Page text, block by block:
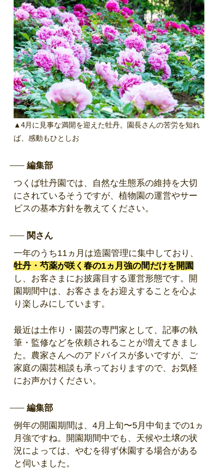
▲4月に見事な満開を迎えた牡丹。園長さんの苦労を知れ
ば、感動もひとしお
編集部
つくば牡丹園では、自然な生態系の維持を大切
にされているそうですが、植物園の運営やサー
ビスの基本方針を教えてください。
関さん
一年のうち11ヵ月は造園管理に集中しており、
牡丹・芍薬が咲く春の1ヵ月強の間だけを開園
し、お客さまにお披露目する運営形態です。開
園期間中は、お客さまをお迎えすることを心よ
り楽しみにしています。
最近は土作り・園芸の専門家として、記事の執
筆・監修などを依頼されることが増えてきまし
た。農家さんへのアドバイスが多いですが、ご
家庭の園芸相談も承っておりますので、お気軽
にお声かけください。
編集部
例年の開園期間は、4月上旬〜5月中旬までの1ヵ
月強ですね。開園期間中でも、天候や土壌の状
況によっては、やむを得ず休園する場合がある
と伺いました。